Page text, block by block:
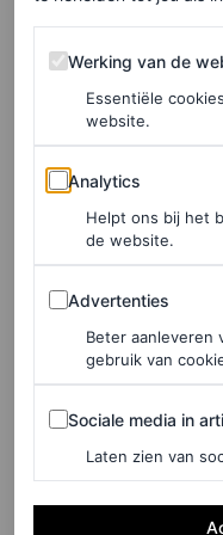
View this post on
Werking van de
Werking van de
Essentiële
website.
Analytics
Analytics
Helpt ons bij het
de website.
Advertenties
Advertenties
Beter aanleveren
gebruik van
Sociale media in
Sociale media in
Laten zien van